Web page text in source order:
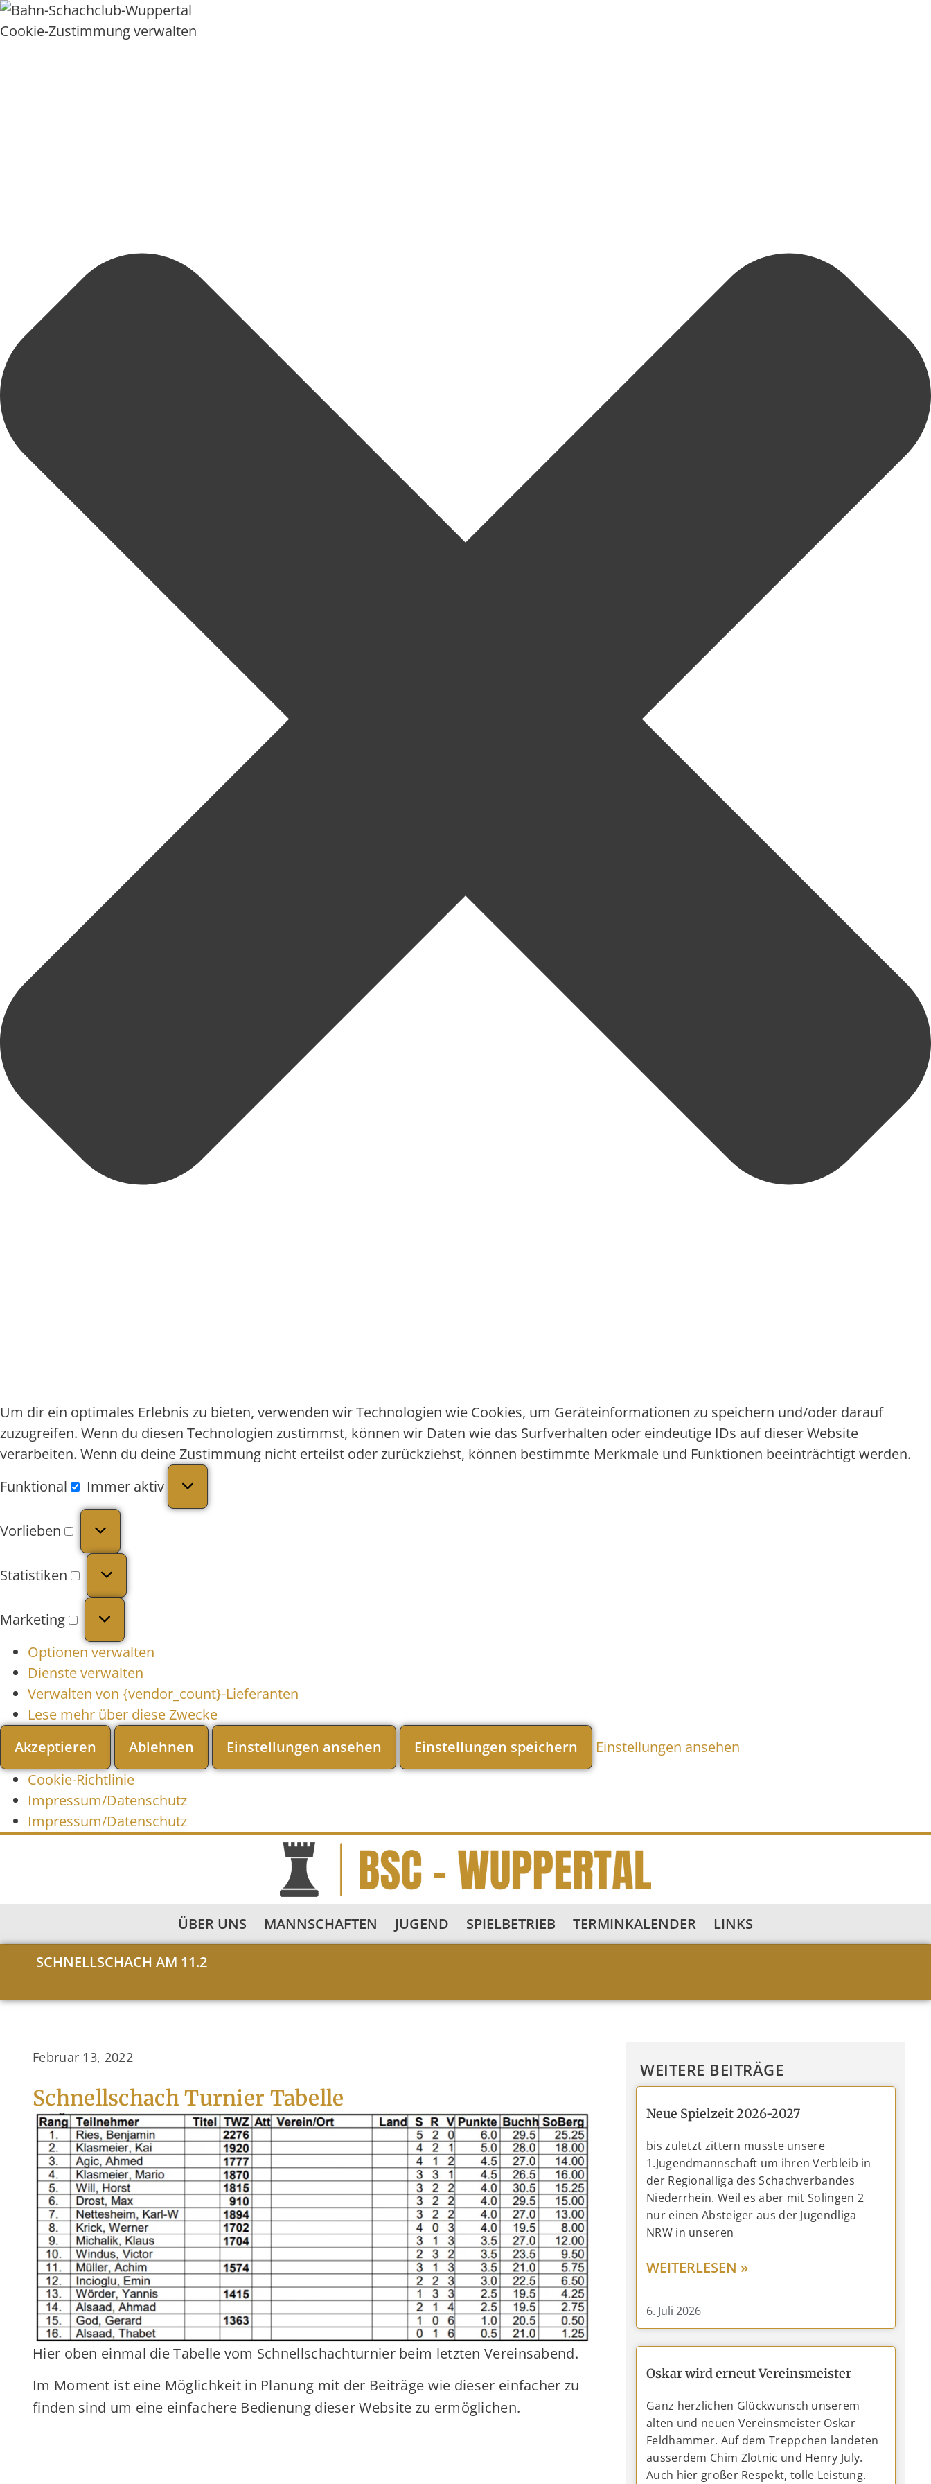
Cookie-Zustimmung verwalten
Um dir ein optimales Erlebnis zu bieten, verwenden wir Technologien wie Cookies, um Geräteinformationen zu speichern und/oder darauf
zuzugreifen. Wenn du diesen Technologien zustimmst, können wir Daten wie das Surfverhalten oder eindeutige IDs auf dieser Website
verarbeiten. Wenn du deine Zustimmung nicht erteilst oder zurückziehst, können bestimmte Merkmale und Funktionen beeinträchtigt werden.
Funktional
Immer aktiv
Vorlieben
Statistiken
Marketing
Optionen verwalten
Dienste verwalten
Verwalten von {vendor_count}-Lieferanten
Lese mehr über diese Zwecke
Akzeptieren
Ablehnen Einstellungen ansehen Einstellungen speichern
Einstellungen ansehen
Cookie-Richtlinie
Impressum/Datenschutz
Impressum/Datenschutz
ÜBER UNS MANNSCHAFTEN JUGEND SPIELBETRIEB TERMINKALENDER LINKS
SCHNELLSCHACH AM 11.2
Februar 13, 2022
Schnellschach Turnier Tabelle
Hier oben einmal die Tabelle vom Schnellschachturnier beim letzten Vereinsabend.
Im Moment ist eine Möglichkeit in Planung mit der Beiträge wie dieser einfacher zu
finden sind um eine einfachere Bedienung dieser Website zu ermöglichen.
WEITERE BEITRÄGE
Neue Spielzeit 2026-2027
bis zuletzt zittern musste unsere
1.Jugendmannschaft um ihren Verbleib in
der Regionalliga des Schachverbandes
Niederrhein. Weil es aber mit Solingen 2
nur einen Absteiger aus der Jugendliga
NRW in unseren
WEITERLESEN »
6. Juli 2026
Oskar wird erneut Vereinsmeister
Ganz herzlichen Glückwunsch unserem
alten und neuen Vereinsmeister Oskar
Feldhammer. Auf dem Treppchen landeten
ausserdem Chim Zlotnic und Henry July.
Auch hier großer Respekt, tolle Leistung.